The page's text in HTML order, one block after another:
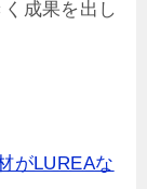
成果を出し
がLUREAな